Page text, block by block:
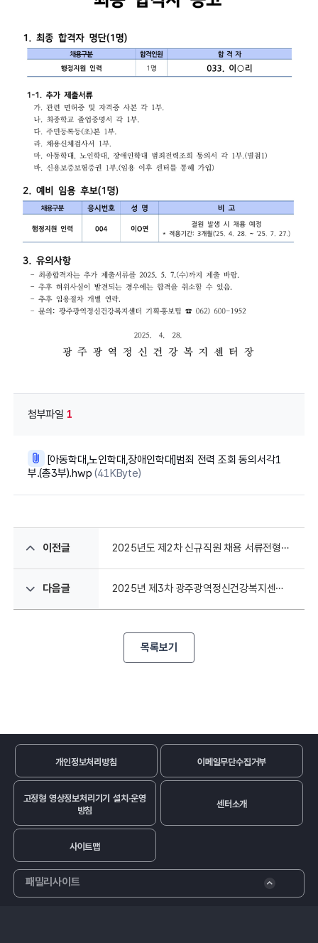
첨부파일 1
[아동학대,노인학대,장애인학대]범죄 전력 조회 동의서각1
부.(총3부).hwp(41KByte)
이전글 2025년도 제2차 신규직원 채용 서류전형 합격자 및 면접시험 시행 계획 공고
다음글 2025년 제3차 광주광역정신건강복지센터 신규직원 채용 공고
목록보기
개인정보처리방침 이메일무단수집거부
고정형 영상정보처리기기 설치·운영
방침
센터소개
사이트맵
패밀리사이트